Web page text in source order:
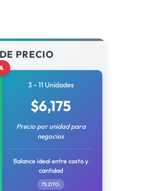
PRECIO
3 - 11 Unidades
$6,175
Precio por unidad para
negocios
Balance ideal entre costo y
cantidad
7% DTO.